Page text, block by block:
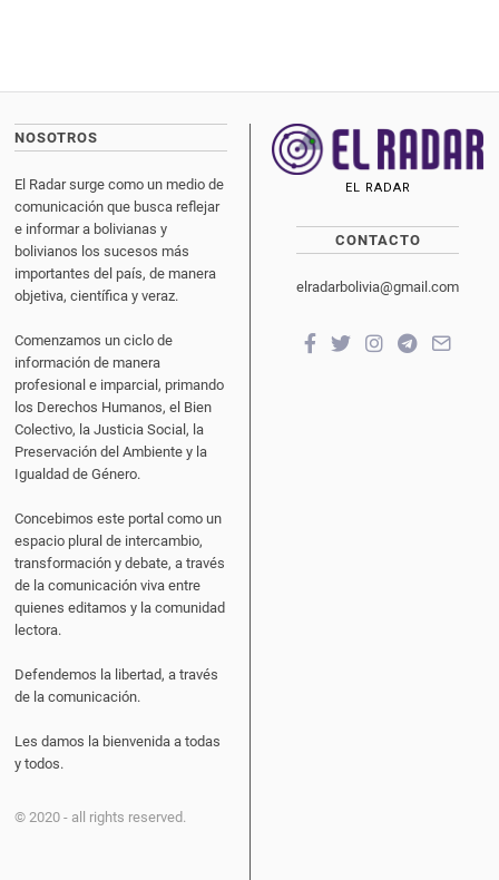
NOSOTROS
El Radar surge como un medio de
comunicación que busca reflejar
e informar a bolivianas y
bolivianos los sucesos más
importantes del país, de manera
objetiva, científica y veraz.
Comenzamos un ciclo de
información de manera
profesional e imparcial, primando
los Derechos Humanos, el Bien
Colectivo, la Justicia Social, la
Preservación del Ambiente y la
Igualdad de Género.
Concebimos este portal como un
espacio plural de intercambio,
transformación y debate, a través
de la comunicación viva entre
quienes editamos y la comunidad
lectora.
Defendemos la libertad, a través
de la comunicación.
Les damos la bienvenida a todas
y todos.
© 2020 - all rights reserved.
EL RADAR
CONTACTO
elradarbolivia@gmail.com